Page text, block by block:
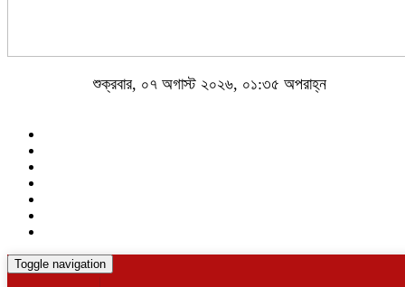
শুক্রবার, ০৭ অগাস্ট ২০২৬, ০১:৩৫ অপরাহ্ন
Toggle navigation